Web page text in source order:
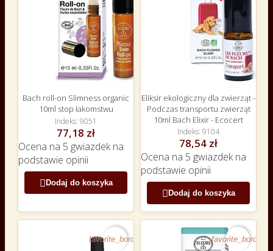
Bach roll-on Slimness organic
10ml stop łakomstwu
Indeks 9051
77,18 zł
Ocena na 5 gwiazdek na
podstawie opinii
 Dodaj do koszyka
Eliksir ekologiczny dla zwierząt -
Podczas transportu zwierząt
10ml Bach Elixir - Ecocert
Indeks 9104
78,54 zł
Ocena na 5 gwiazdek na
podstawie opinii
 Dodaj do koszyka
favorite_border favorite_border